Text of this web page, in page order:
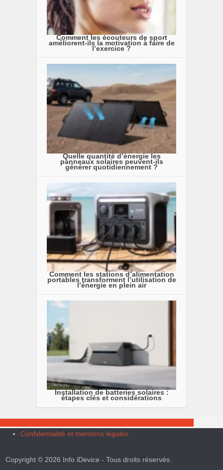
Comment les écouteurs de sport
améliorent-ils la motivation à faire de
l’exercice ?
Quelle quantité d’énergie les
panneaux solaires peuvent-ils
générer quotidiennement ?
Comment les stations d’alimentation
portables transforment l’utilisation de
l’énergie en plein air
Installation de batteries solaires :
étapes clés et considérations
Confidentialité et mentions légales
Copyright © 2026 Info iDevice - Tous droits réservés.